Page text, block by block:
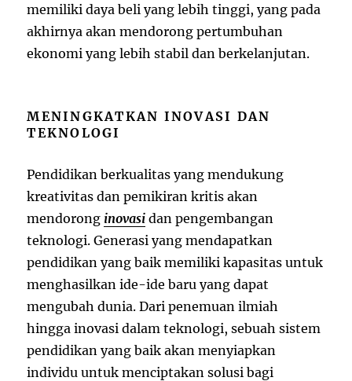
memiliki daya beli yang lebih tinggi, yang pada
akhirnya akan mendorong pertumbuhan
ekonomi yang lebih stabil dan berkelanjutan.
MENINGKATKAN INOVASI DAN
TEKNOLOGI
Pendidikan berkualitas yang mendukung
kreativitas dan pemikiran kritis akan
mendorong inovasi dan pengembangan
teknologi. Generasi yang mendapatkan
pendidikan yang baik memiliki kapasitas untuk
menghasilkan ide-ide baru yang dapat
mengubah dunia. Dari penemuan ilmiah
hingga inovasi dalam teknologi, sebuah sistem
pendidikan yang baik akan menyiapkan
individu untuk menciptakan solusi bagi